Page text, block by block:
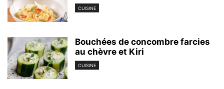
CUISINE
Bouchées de concombre farcies
au chèvre et Kiri
CUISINE